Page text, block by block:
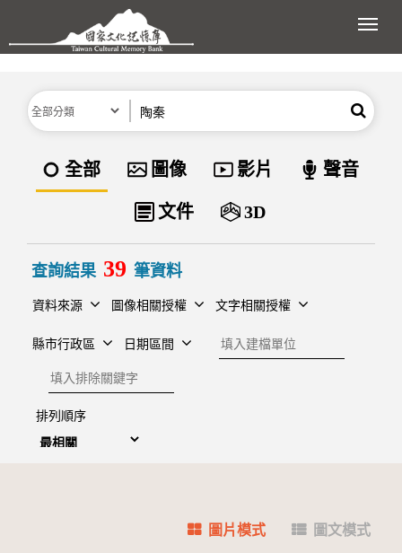
跳到主要內容區塊
展
分類 搜尋
資料類型
全部 圖像 影片 聲音
文件 3D
查詢結果 39 筆資料
資料來源 圖像相關授權 文字相關授權
縣市行政區 日期區間
建檔單位
排除關鍵字
排列順序
圖片模式 圖文模式